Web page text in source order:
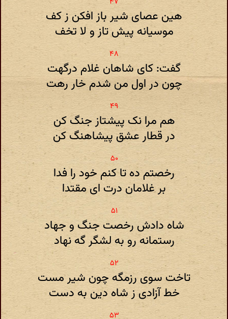
هین عصای شیر باز افکن ز کف
موسیانه پیش تاز و لا تخف
گفت: کای شاهان غلام درگهت
چون در اول من شدم خار رهت
هم مرا نک پیشتاز جنگ کن
در قطار عشق پیشاهنگ کن
رخصتم ده تا کنم خود را فدا
بر غلامان درت ای مقتدا
شاه دادش رخصت جنگ و جهاد
رستمانه رو به لشگر گه نهاد
تاخت سوی رزمگه چون شیر مست
خط آزادی ز شاه دین به دست